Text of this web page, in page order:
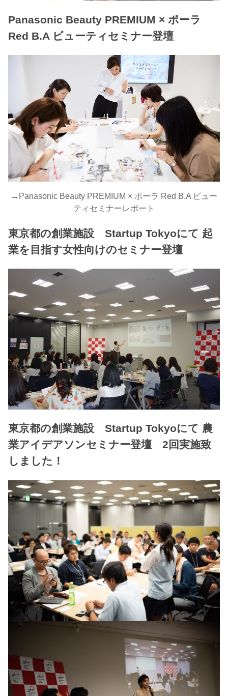
Panasonic Beauty PREMIUM × ポーラ
Red B.A ビューティセミナー登壇
→ Panasonic Beauty PREMIUM × ポーラ Red B.A ビュー
ティセミナーレポート
東京都の創業施設 Startup Tokyoにて 起
業を目指す女性向けのセミナー登壇
東京都の創業施設 Startup Tokyoにて 農
業アイデアソンセミナー登壇 2回実施致
しました！